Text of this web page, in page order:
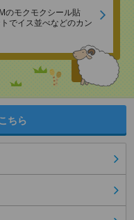
のモクモクシール貼
でイス並べなどのカン
ちら